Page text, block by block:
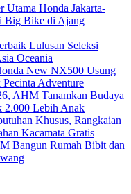
Utama Honda Jakarta-
Big Bike di Ajang
Lulusan Seleksi
Oceania
New NX500 Usung
Adventure
AHM Tanamkan Budaya
2.000 Lebih Anak
Khusus, Rangkaian
Kacamata Gratis
Bangun Rumah Bibit dan